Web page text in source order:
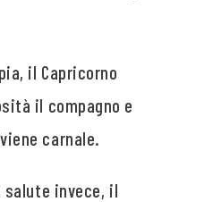
il Capricorno
il compagno e
carnale.
salute invece, il